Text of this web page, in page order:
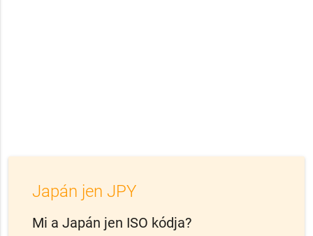
Japán jen JPY
Mi a Japán jen ISO kódja?